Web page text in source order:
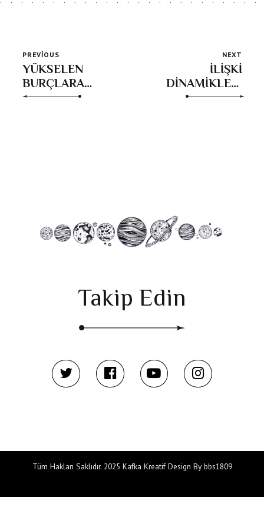
PREVIOUS
YÜKSELEN
BURÇLARA
GÖRE TUTULMA
NEXT
İLİŞKİ
DİNAMİKLERİ
MARS; Tutku,
Takip Edin
Tüm Hakları Saklıdır. 2025 Kafka Kreatif Design By bbs1809